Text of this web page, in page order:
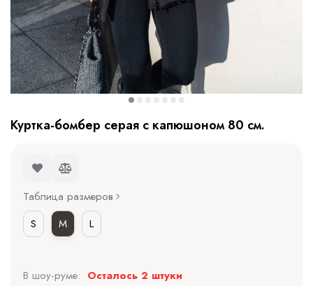
Куртка-бомбер серая с капюшоном 80 см.
Таблица размеров
S
M L
В шоу-руме: Осталось 2 штуки